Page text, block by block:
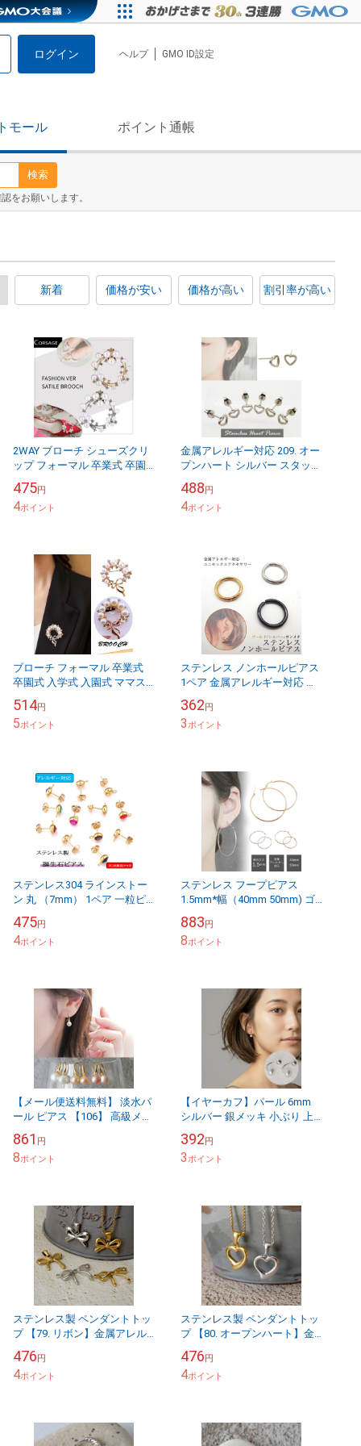
ログイン ヘルプ GMO ID設定
モール ポイント通帳
検索
をお願いします。
新着 価格が安い 価格が高い 割引率が高い
2WAY ブローチ シューズクリ
ップ フォーマル 卒業式 卒園
パール 花
475円
4ポイント
金属アレルギー対応 209. オー
プンハート シルバー スタッド
ステンレス304 国内発送
488円
4ポイント
ブローチ フォーマル 卒業式
卒園式 入学式 入園式 ママス
514円
5ポイント
ステンレス ノンホールピアス
1ペア 金属アレルギー対応 イ
シンプル アクセサリー メール
便送料...
362円
3ポイント
ステンレス304 ラインストー
ン 丸 （7mm） 1ペア 一粒ピ
レルギー 国内発送
475円
4ポイント
ステンレス フープピアス
1.5mm*幅（40mm 50mm) ゴ
883円
8ポイント
【メール便送料無料】 淡水パ
ール ピアス 【106】 高級メッ
揺れる レディース 高見え ゴ
ールド...
861 円
8ポイント
【イヤーカフ】パール 6mm
シルバー 銀メッキ 小ぶり 上
シンプル 【a-e331】
392円
3ポイント
ステンレス製 ペンダントトッ
プ 【79. リボン】金属アレル
レエコア 細め パーツ ネック
レス ...
476円
4ポイント
ステンレス製 ペンダントトッ
プ 【80. オープンハート】金
ツ ネックレス ハンドメイド
チャーム ...
476円
4ポイント